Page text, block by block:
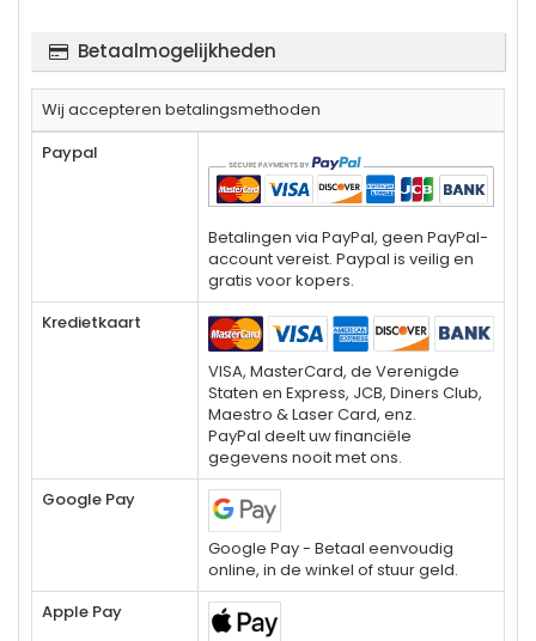
Betaalmogelijkheden
Wij accepteren betalingsmethoden
Paypal
Betalingen via PayPal, geen PayPal-
account vereist. Paypal is veilig en
gratis voor kopers.
Kredietkaart
VISA, MasterCard, de Verenigde
Staten en Express, JCB, Diners Club,
Maestro & Laser Card, enz.
PayPal deelt uw financiële
gegevens nooit met ons.
Google Pay
Google Pay - Betaal eenvoudig
online, in de winkel of stuur geld.
Apple Pay